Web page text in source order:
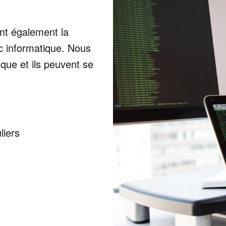
également la
informatique. Nous
et ils peuvent se